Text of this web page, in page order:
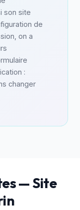
son site
de
on a
:
changer
— Site